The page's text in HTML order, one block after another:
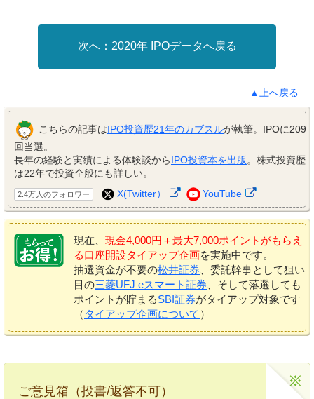
2020年 IPOデータへ戻る
▲上へ戻る
こちらの記事はIPO投資歴21年のカブスルが執筆。IPOに209
回当選。
長年の経験と実績による体験談からIPO投資本を出版。株式投資歴
は22年で投資全般にも詳しい。
2.4万人のフォロワー X(Twitter） YouTube
現在、 現金4,000円＋最大7,000ポイントがもらえ
る口座開設タイアップ企画を実施中です。
抽選資金が不要の松井証券 、委託幹事として狙い
目の三菱UFJ eスマート証券 、そして落選しても
ポイントが貯まるSBI証券がタイアップ対象です
（ タイアップ企画について ）
ご意見箱（投書/返答不可）